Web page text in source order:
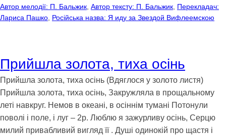
Автор мелодії: П. Бальжик Автор тексту: П. Бальжик Перекладач:
Лариса Пашко Російська назва: Я иду за Звездой Вифлеемскою
Прийшла золота, тиха осінь
Прийшла золота, тиха осінь (Вдяглося у золото листя)
Прийшла золота, тиха осінь, Закружляла в прощальному
леті навкруг. Немов в океані, в осіннім тумані Потонули
поволі і поле, і луг – 2р. Люблю я зажурливу осінь, Серцю
милий привабливий вигляд її . Душі одинокій про щастя і